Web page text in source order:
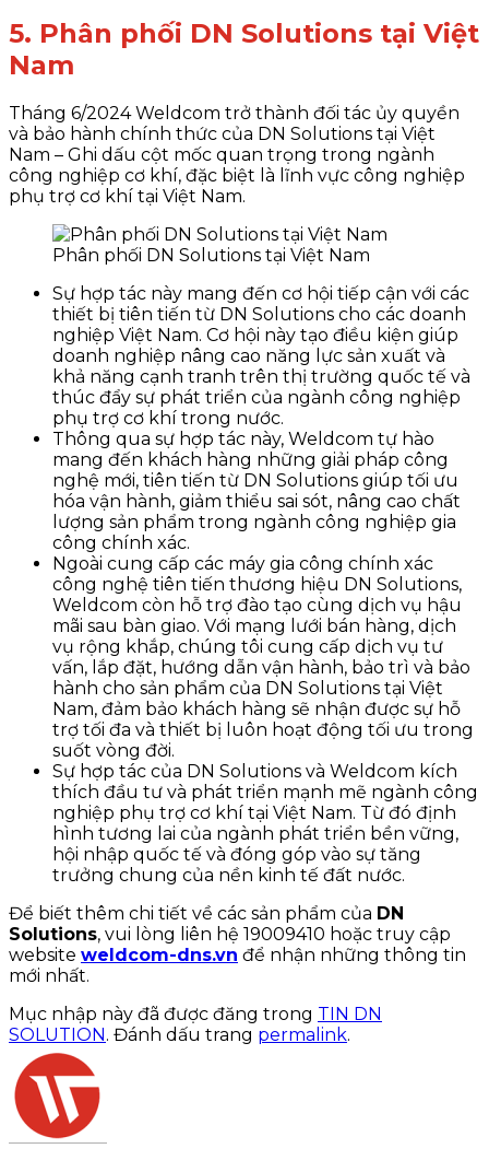
5. Phân phối DN Solutions tại Việt
Nam
Tháng 6/2024 Weldcom trở thành đối tác ủy quyền
và bảo hành chính thức của DN Solutions tại Việt
Nam – Ghi dấu cột mốc quan trọng trong ngành
công nghiệp cơ khí, đặc biệt là lĩnh vực công nghiệp
phụ trợ cơ khí tại Việt Nam.
Phân phối DN Solutions tại Việt Nam
Sự hợp tác này mang đến cơ hội tiếp cận với các
thiết bị tiên tiến từ DN Solutions cho các doanh
nghiệp Việt Nam. Cơ hội này tạo điều kiện giúp
doanh nghiệp nâng cao năng lực sản xuất và
khả năng cạnh tranh trên thị trường quốc tế và
thúc đẩy sự phát triển của ngành công nghiệp
phụ trợ cơ khí trong nước.
Thông qua sự hợp tác này, Weldcom tự hào
mang đến khách hàng những giải pháp công
nghệ mới, tiên tiến từ DN Solutions giúp tối ưu
hóa vận hành, giảm thiểu sai sót, nâng cao chất
lượng sản phẩm trong ngành công nghiệp gia
công chính xác.
Ngoài cung cấp các máy gia công chính xác
công nghệ tiên tiến thương hiệu DN Solutions,
Weldcom còn hỗ trợ đào tạo cùng dịch vụ hậu
mãi sau bàn giao. Với mạng lưới bán hàng, dịch
vụ rộng khắp, chúng tôi cung cấp dịch vụ tư
vấn, lắp đặt, hướng dẫn vận hành, bảo trì và bảo
hành cho sản phẩm của DN Solutions tại Việt
Nam, đảm bảo khách hàng sẽ nhận được sự hỗ
trợ tối đa và thiết bị luôn hoạt động tối ưu trong
suốt vòng đời.
Sự hợp tác của DN Solutions và Weldcom kích
thích đầu tư và phát triển mạnh mẽ ngành công
nghiệp phụ trợ cơ khí tại Việt Nam. Từ đó định
hình tương lai của ngành phát triển bền vững,
hội nhập quốc tế và đóng góp vào sự tăng
trưởng chung của nền kinh tế đất nước.
Để biết thêm chi tiết về các sản phẩm của DN
Solutions, vui lòng liên hệ 19009410 hoặc truy cập
website weldcom-dns.vn để nhận những thông tin
mới nhất.
Mục nhập này đã được đăng trong TIN DN
SOLUTION. Đánh dấu trang permalink.